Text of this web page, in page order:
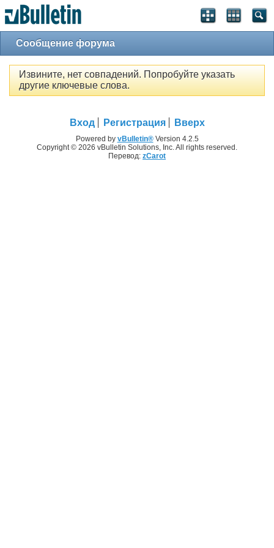
Сообщение форума
Извините, нет совпадений. Попробуйте указать
другие ключевые слова.
Вход Регистрация Вверх
Powered by vBulletin®Version 4.2.5
Copyright © 2026 vBulletin Solutions, Inc. All rights reserved.
Перевод: zCarot